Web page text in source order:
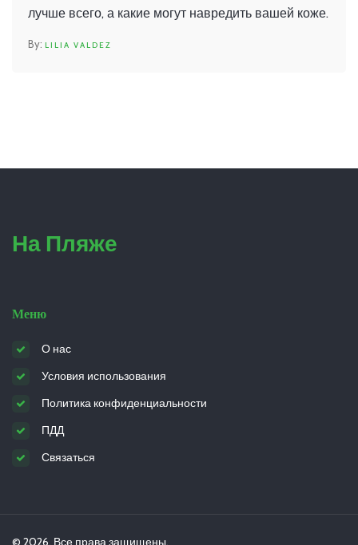
лучше всего, а какие могут навредить вашей коже.
LILIA VALDEZ
На Пляже
Меню
О нас
Условия использования
Политика конфиденциальности
ПДД
Связаться
© 2026. Все права защищены.